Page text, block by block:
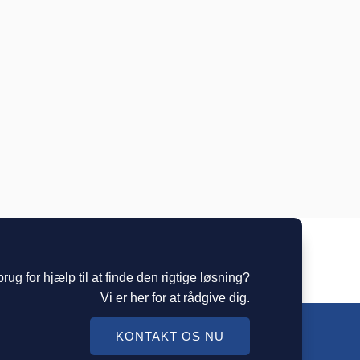
for hjælp til at finde den rigtige løsning?
Vi er her for at rådgive dig.
KONTAKT OS NU